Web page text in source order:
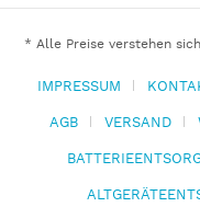
* Alle Preise verstehen
IMPRESSUM
AGB
VERSAND